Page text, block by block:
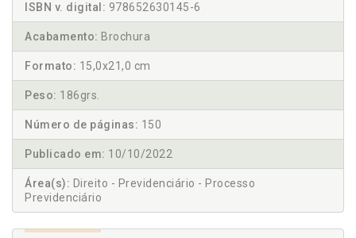
ISBN v. digital: 978652630145-6
Acabamento: Brochura
Formato: 15,0x21,0 cm
Peso: 186grs.
Número de páginas: 150
Publicado em: 10/10/2022
Área(s): Direito - Previdenciário - Processo
Previdenciário